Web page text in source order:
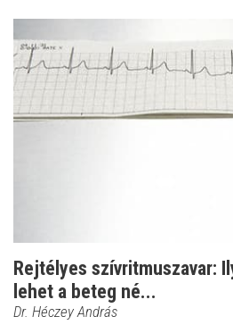
Rejtélyes szívritmuszavar:
lehet a beteg né...
Dr. Héczey András